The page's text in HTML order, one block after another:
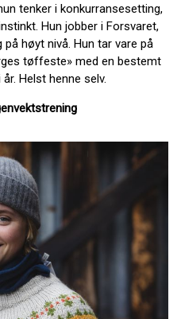
tenker i konkurransesetting,
Hun jobber i Forsvaret,
høyt nivå. Hun tar vare på
tøffeste» med en bestemt
Helst henne selv.